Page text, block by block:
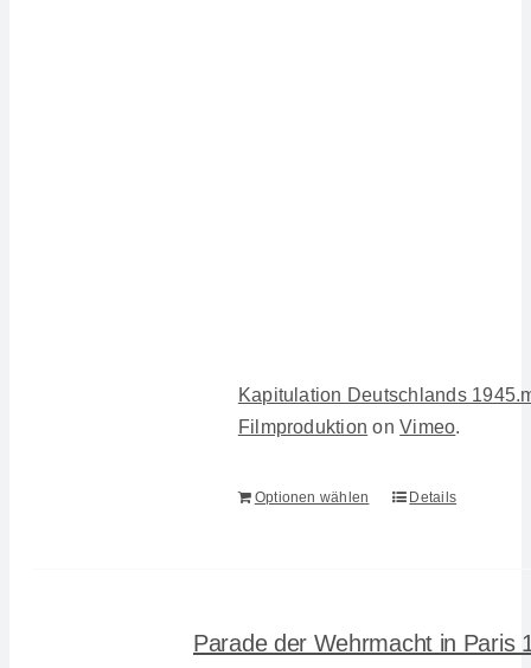
Kapitulation Deutschlands
Filmproduktion onVimeo.
Optionen wählen Details
Parade der Wehrmacht in Paris